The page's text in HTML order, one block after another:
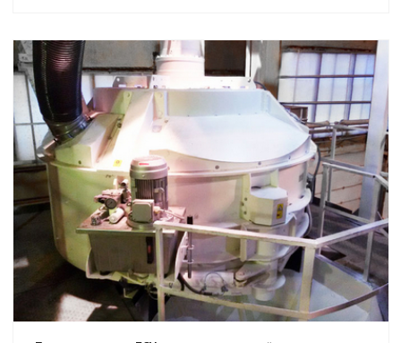
Смотреть проект